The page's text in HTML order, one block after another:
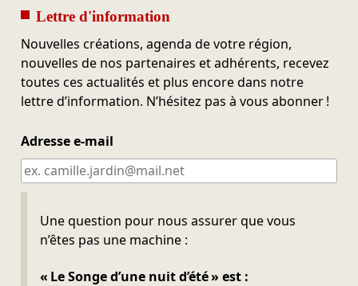
Lettre d'information
Nouvelles créations, agenda de votre région,
nouvelles de nos partenaires et adhérents, recevez
toutes ces actualités et plus encore dans notre
lettre d’information. N’hésitez pas à vous abonner !
Adresse e-mail
Une question pour nous assurer que vous
n’êtes pas une machine :
« Le Songe d’une nuit d’été » est :
Ne pas remplir